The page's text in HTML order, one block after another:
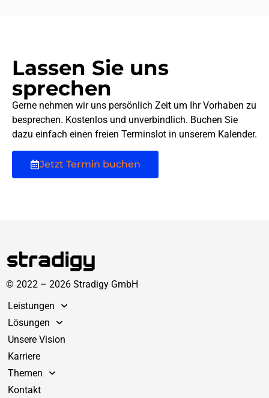
Lassen Sie uns
sprechen
Gerne nehmen wir uns persönlich Zeit um Ihr Vorhaben zu
besprechen. Kostenlos und unverbindlich. Buchen Sie
dazu einfach einen freien Terminslot in unserem Kalender.
Jetzt Termin buchen
© 2022 – 2026 Stradigy GmbH
Leistungen
Lösungen
Unsere Vision
Karriere
Themen
Kontakt